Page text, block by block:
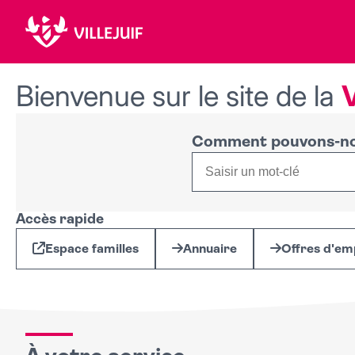
Bienvenue sur le site de la
Comment pouvons-
Accès rapide
Espace familles Annuaire Offres